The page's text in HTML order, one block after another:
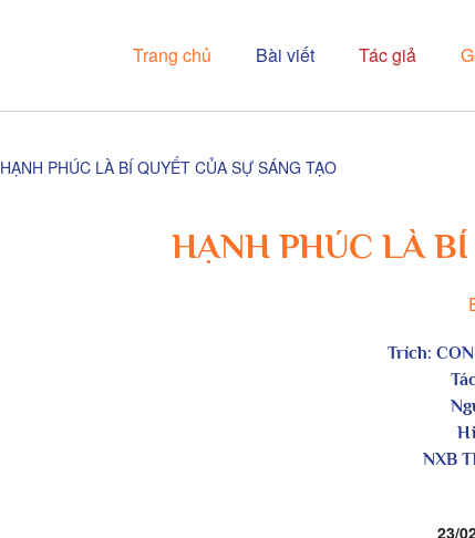
Trang chủ Bài viết Tác giả
HẠNH PHÚC LÀ BÍ QUYẾT CỦA SỰ SÁNG TẠO
HẠNH PHÚC LÀ
Trích:
NXB
23/